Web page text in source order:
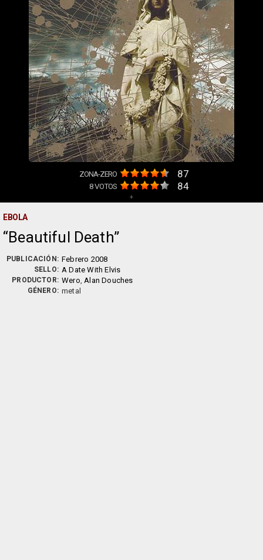
ZONA-ZERO 87
8VOTOS 84
+
EBOLA
Beautiful Death
PUBLICACIÓN: Febrero 2008
SELLO: A Date With Elvis
PRODUCTOR: Wero,Alan Douches
GÉNERO: metal